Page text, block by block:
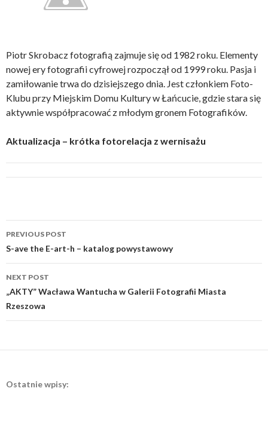
Piotr Skrobacz fotografią zajmuje się od 1982 roku. Elementy
nowej ery fotografii cyfrowej rozpoczął od 1999 roku. Pasja i
zamiłowanie trwa do dzisiejszego dnia. Jest członkiem Foto-
Klubu przy Miejskim Domu Kultury w Łańcucie, gdzie stara się
aktywnie współpracować z młodym gronem Fotografików.
Aktualizacja – krótka fotorelacja z wernisażu
Post
navigation
PREVIOUS POST
S-ave the E-art-h – katalog powystawowy
NEXT POST
„AKTY” Wacława Wantucha w Galerii Fotografii Miasta
Rzeszowa
Ostatnie wpisy: